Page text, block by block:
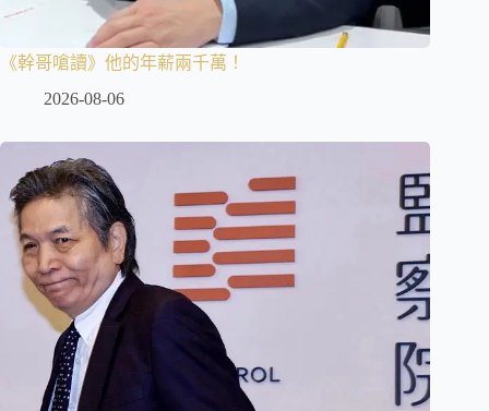
《幹哥嗆讀》他的年薪兩千萬！
2026-08-06